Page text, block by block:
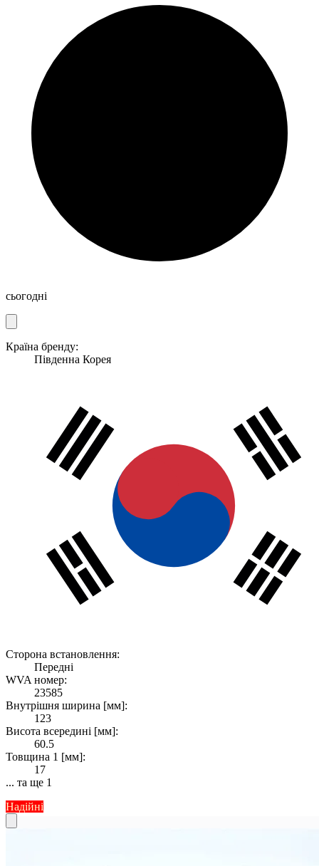
сьогодні
Країна бренду:
Південна Корея
Сторона встановлення:
Передні
WVA номер:
23585
Внутрішня ширина [мм]:
123
Висота всередині [мм]:
60.5
Товщина 1 [мм]:
17
... та ще 1
Надійні